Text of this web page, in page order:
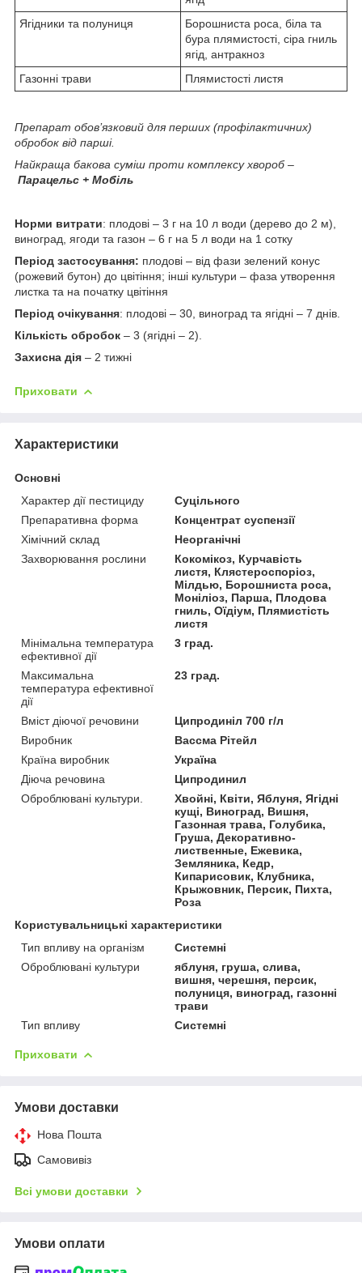
Ягідники та полуниця
Борошниста роса, біла та
бура плямистості, сіра гниль
ягід, антракноз
Газонні трави
Плямистості листя
Препарат обов’язковий для перших (профілактичних)
обробок від парші.
Найкраща бакова суміш проти комплексу хвороб –
Парацельс + Мобіль
Норми витрати: плодові – 3 г на 10 л води (дерево до 2 м),
виноград, ягоди та газон – 6 г на 5 л води на 1 сотку
Період застосування: плодові – від фази зелений конус
(рожевий бутон) до цвітіння; інші культури – фаза утворення
листка та на початку цвітіння
Період очікування: плодові – 30, виноград та ягідні – 7 днів.
Кількість обробок – 3 (ягідні – 2).
Захисна дія – 2 тижні
Приховати
Характеристики
Основні
Характер дії пестициду
Суцільного
Препаративна форма
Концентрат суспензії
Хімічний склад
Неорганічні
Захворювання рослини
Кокомікоз, Курчавість
листя, Клястероспоріоз,
Мілдью, Борошниста роса,
Моніліоз, Парша, Плодова
гниль, Оїдіум, Плямистість
листя
Мінімальна температура
ефективної дії
3 град.
Максимальна
температура ефективної
дії
23 град.
Вміст діючої речовини
Ципродиніл 700 г/л
Виробник
Вассма Рітейл
Країна виробник
Україна
Діюча речовина
Ципродинил
Оброблювані культури.
Хвойні, Квіти, Яблуня, Ягідні
кущі, Виноград, Вишня,
Газонная трава, Голубика,
Груша, Декоративно-
лиственные, Ежевика,
Земляника, Кедр,
Кипарисовик, Клубника,
Крыжовник, Персик, Пихта,
Роза
Користувальницькі характеристики
Тип впливу на організм
Системні
Оброблювані культури
яблуня, груша, слива,
вишня, черешня, персик,
полуниця, виноград, газонні
трави
Тип впливу
Системні
Приховати
Умови доставки
Нова Пошта
Самовивіз
Всі умови доставки
Умови оплати